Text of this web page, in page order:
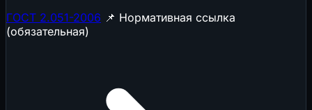
ГОСТ 2.051-2006 📌 Нормативная ссылка
(обязательная)